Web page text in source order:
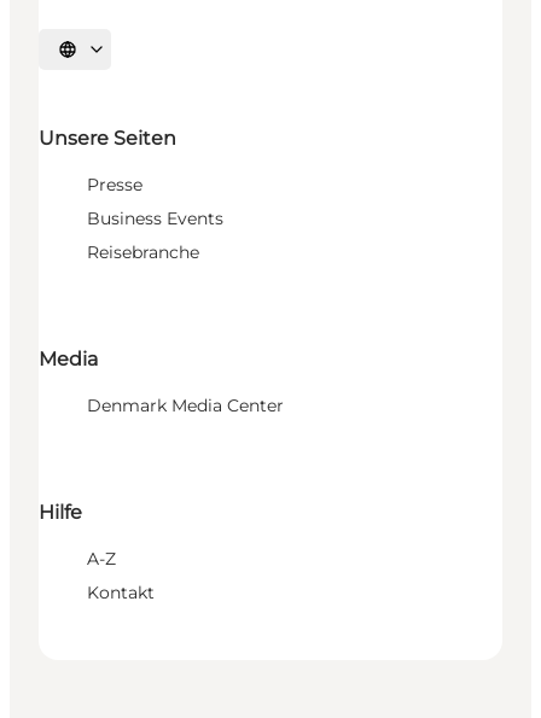
Sprache auswählen
Unsere Seiten
Presse
Business Events
Reisebranche
Media
Denmark Media Center
Hilfe
A-Z
Kontakt